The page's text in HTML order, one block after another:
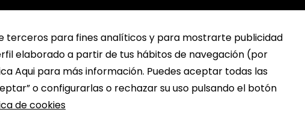
febrero
enero
octubre
terceros para fines analíticos y para mostrarte publicidad
elaborado a partir de tus hábitos de navegación (por
Aqui para más información. Puedes aceptar todas las
o configurarlas o rechazar su uso pulsando el botón
de cookies